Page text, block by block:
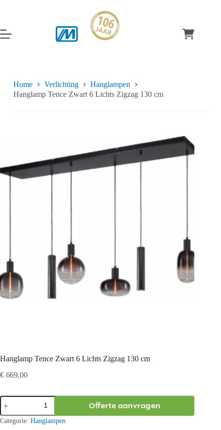
inhoud
Home Verlichting
Hanglampen
Hanglamp Tence Zwart 6 Lichts Zigzag 130 cm
Hanglamp Tence Zwart 6 Lichts Zigzag 130 cm
€ 669,00
Hanglamp
Tence
Zwart
6
Offerte aanvragen
Categorie: Hanglampen